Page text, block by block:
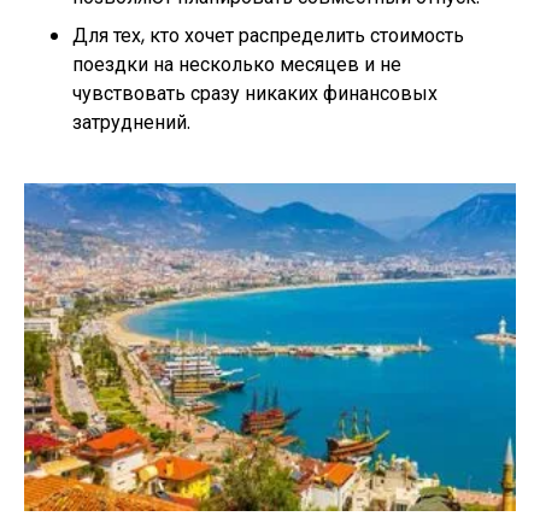
Для тех, кто хочет распределить стоимость
поездки на несколько месяцев и не
чувствовать сразу никаких финансовых
затруднений.